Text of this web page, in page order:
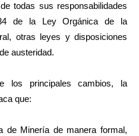
todas sus responsabilidades
de la Ley Orgánica de la
otras leyes y disposiciones
austeridad.
los principales cambios, la
que:
de Minería de manera formal,